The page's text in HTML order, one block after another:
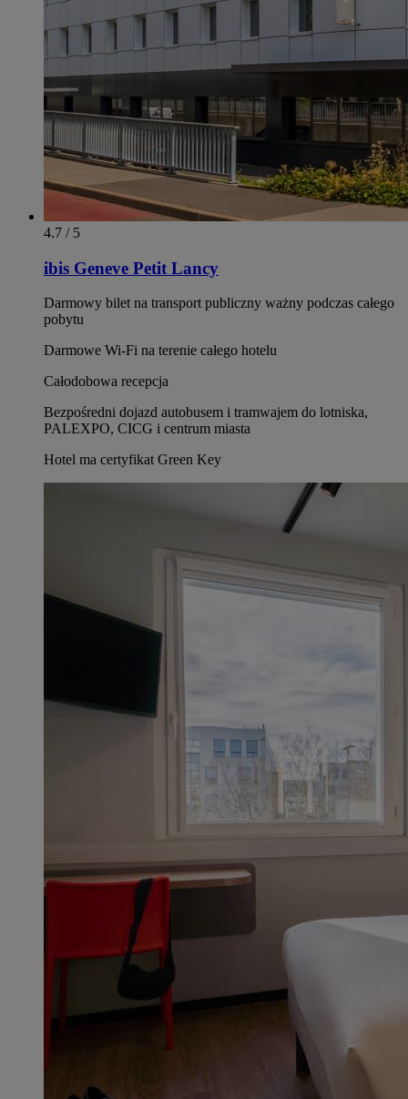
4.7 / 5
ibis Geneve Petit Lancy
Darmowy bilet na transport publiczny ważny podczas całego
pobytu
Darmowe Wi‑Fi na terenie całego hotelu
Całodobowa recepcja
Bezpośredni dojazd autobusem i tramwajem do lotniska,
PALEXPO, CICG i centrum miasta
Hotel ma certyfikat Green Key